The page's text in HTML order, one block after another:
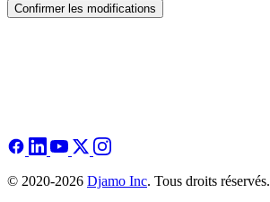
Confirmer les modifications
© 2020-2026 Djamo Inc. Tous droits réservés.